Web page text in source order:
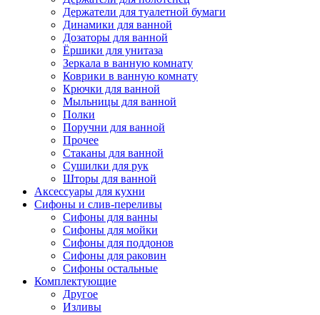
Держатели для туалетной бумаги
Динамики для ванной
Дозаторы для ванной
Ёршики для унитаза
Зеркала в ванную комнату
Коврики в ванную комнату
Крючки для ванной
Мыльницы для ванной
Полки
Поручни для ванной
Прочее
Стаканы для ванной
Сушилки для рук
Шторы для ванной
Аксессуары для кухни
Сифоны и слив-переливы
Сифоны для ванны
Сифоны для мойки
Сифоны для поддонов
Сифоны для раковин
Сифоны остальные
Комплектующие
Другое
Изливы